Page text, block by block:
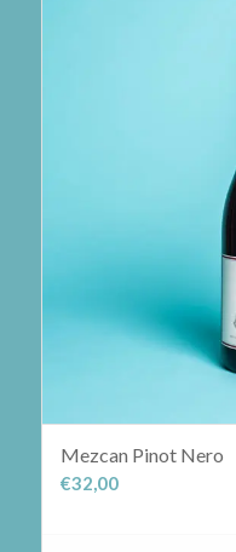
Mezcan Pinot Nero
€32,00